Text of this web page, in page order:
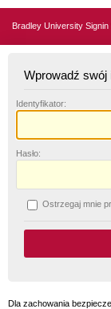
Bradley University
Wprowadź swój
Identyfikator:
Hasło:
Ostrzegaj mnie
Dla zachowania